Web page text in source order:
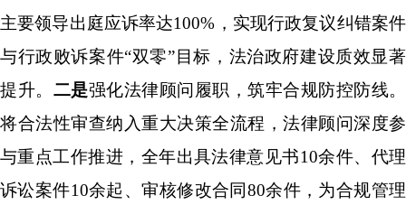
主要领导出庭应诉率达100% ，实现行政复议纠错案件
与行政败诉案件“双零” 目标，法治政府建设质效显著
提升。 二是强化法律顾问履职，筑牢合规防控防线。
将合法性审查纳入重大决策全流程，法律顾问深度参
与重点工作推进，全年出具法律意见书10余件、代理
诉讼案件10余起、审核修改合同80余件，为合规管理